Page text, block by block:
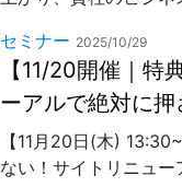
セミナー 2025/10/29
【11/20開催｜特
ーアルで絶対に
【11月20日(木)
ない！サイトリニュー